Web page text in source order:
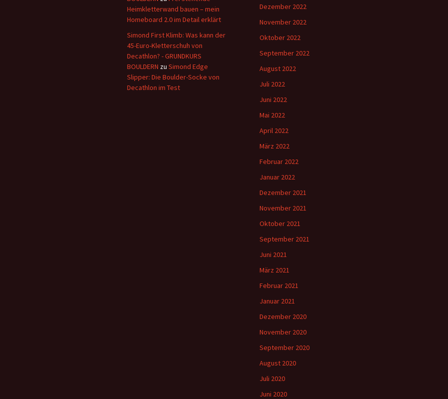
Heimkletterwand bauen – mein
Homeboard 2.0 im Detail erklärt
Simond First Klimb: Was kann der
45-Euro-Kletterschuh von
Decathlon? - GRUNDKURS
BOULDERN zu Simond Edge
Slipper: Die Boulder-Socke von
Decathlon im Test
Dezember 2022
November 2022
Oktober 2022
September 2022
August 2022
Juli 2022
Juni 2022
Mai 2022
April 2022
März 2022
Februar 2022
Januar 2022
Dezember 2021
November 2021
Oktober 2021
September 2021
Juni 2021
März 2021
Februar 2021
Januar 2021
Dezember 2020
November 2020
September 2020
August 2020
Juli 2020
Juni 2020